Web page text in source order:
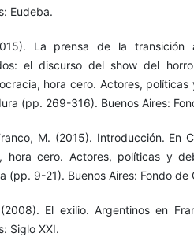
Eudeba.
La prensa de la transición
el discurso del show del
hora cero. Actores,
(pp. 269-316). Buenos Aires:
M. (2015). Introducción. En
hora cero. Actores, políticas y
(pp. 9-21). Buenos Aires: Fondo de
El exilio. Argentinos en
Siglo XXI.